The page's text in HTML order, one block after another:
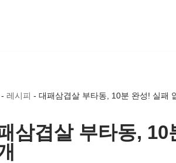
-레시피 -대패삼겹살 부타동, 10분 완성! 실패
삼겹살 부타동,